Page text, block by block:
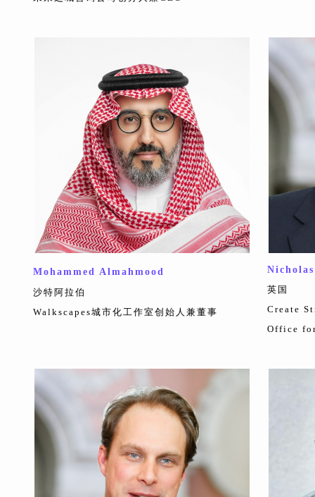
Mohammed Almahmood
沙特阿拉伯
Walkscapes城市化工作室创始人兼董事
英国
Create
Office